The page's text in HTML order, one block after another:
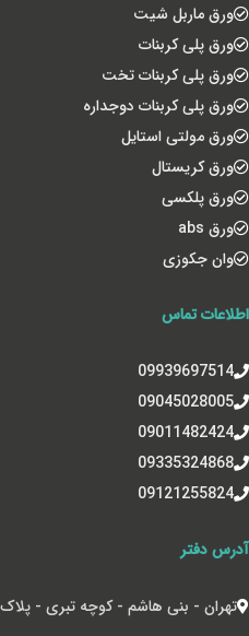
ورق ماربل شیت
ورق پلی کربنات
ورق پلی کربنات تخت
ورق پلی کربنات دوجداره
ورق مولتی استایل
ورق کریستال
ورق پلکسی
ورق abs
وان جکوزی
اطلاعات تماس
09939697514
09045028005
09011482424
09335324868
09121255824
آدرس دفتر
تهران - بنی هاشم - کوچه تبری - پلاک‌۲